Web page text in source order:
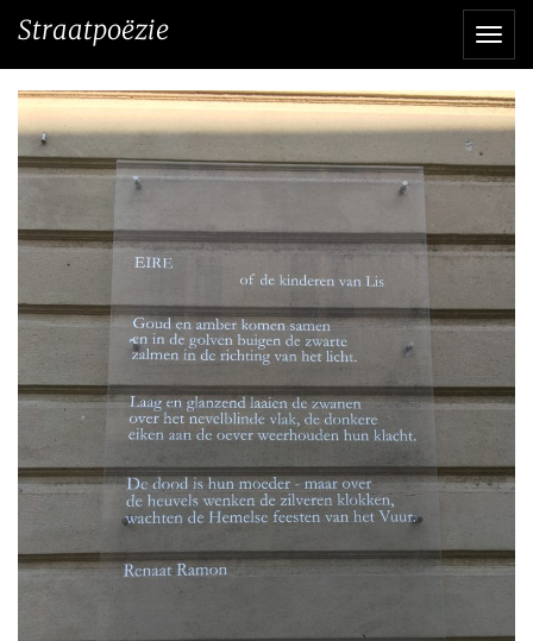
Direct
het
inhoud
Straatpoëzie